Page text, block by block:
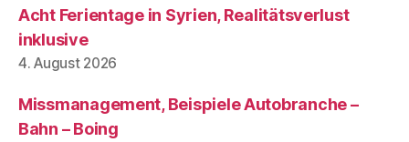
Acht Ferientage in Syrien, Realitätsverlust
inklusive
4. August 2026
Missmanagement, Beispiele Autobranche –
Bahn – Boing